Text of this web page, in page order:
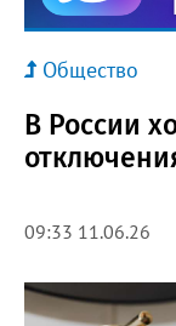
Общество
В России
09:33 11.06.26